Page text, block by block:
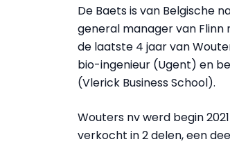
De Baets is van Belgische
general manager van Flinn
de laatste 4 jaar van
bio-ingenieur (Ugent) en
(Vlerick Business School).
Wouters nv werd begin
verkocht in 2 delen, een